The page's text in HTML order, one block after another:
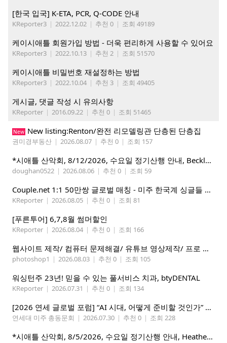
[한국 입국] K-ETA, PCR, Q-CODE 안내
KReporter3 | 2022.12.02 | 추천 0 | 조회 49189
케이시애틀 회원가입 방법 - 더욱 편리하게 사용할 수 있어요
KReporter3 | 2022.10.13 | 추천 2 | 조회 51570
케이시애틀 비밀번호 재설정하는 방법
KReporter3 | 2022.10.04 | 추천 3 | 조회 49405
게시글, 댓글 작성 시 유의사항
KReporter | 2016.09.22 | 추천 0 | 조회 51465
New New listing:Renton/완전 리모델링관 단층된 단층집
권미경부동산 | 2026.08.07 | 추천 0 | 조회 157
*시애틀 산악회, 8/12/2026, 수요일 정기산행 안내, Beckler Peak*
doughan0522 | 2026.08.06 | 추천 0 | 조회 59
Couple.net 1:1 50만쌍 글로벌 매칭 - 미주 한국계 싱글들 모이세요
KReporter | 2026.08.05 | 추천 0 | 조회 81
[푸른투어] 6,7,8월 썸머할인
KReporter | 2026.08.04 | 추천 0 | 조회 166
웹사이트 제작/ 컴퓨터 문제해결/ 유튜브 영상제작/ 프로 사진촬영
photoshop1 | 2026.08.03 | 추천 0 | 조회 105
워싱턴주 23년! 믿을 수 있는 풀서비스 치과, btyDENTAL
KReporter | 2026.07.31 | 추천 0 | 조회 134
[2026 연세 글로벌 포럼] “AI 시대, 어떻게 준비할 것인가” 8월 7-10일 벨뷰 개최
연세대 미주 총동문회 | 2026.07.30 | 추천 0 | 조회 228
*시애틀 산악회, 8/5/2026, 수요일 정기산행 안내, Heather Lake*